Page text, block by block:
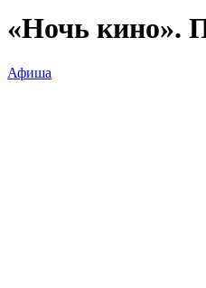
«Ночь кино».
Афиша